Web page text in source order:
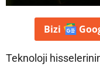
Bizi
Teknoloji